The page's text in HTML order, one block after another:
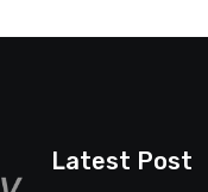
Latest Post